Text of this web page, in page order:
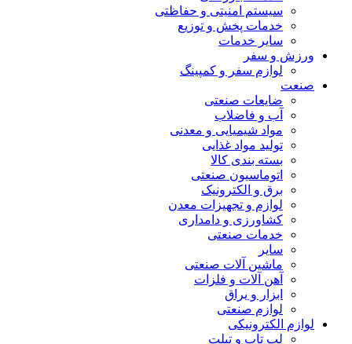
سیستم امنیتی و حفاظتی
خدمات پخش و توزیع
سایر خدمات
ورزش و سفر
لوازم سفر و کمپینگ
صنعت
ضایعات صنعتی
آب و فاضلاب
مواد شیمیایی و معدنی
تولید مواد غذایی
بسته بندی کالا
اتوماسیون صنعتی
برق و الکترونیک
لوازم و تجهیزات معدن
کشاورزی و دامداری
خدمات صنعتی
سایر
ماشین آلات صنعتی
آهن آلات و فلزات
ابزار و یراق
لوازم صنعتی
لوازم الکترونیکی
لپ تاپ و تبلت